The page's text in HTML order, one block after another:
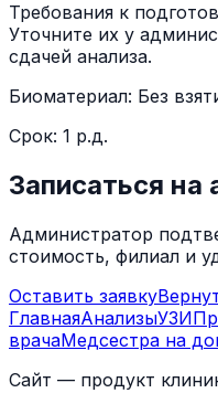
Требования к
Уточните их у
сдачей анализа.
Биоматериал: Без
Срок: 1 р.д.
Записаться на
Администратор
стоимость, филиал и
Оставить заявку
ГлавнаяАнализыУЗИ
врачаМедсестра на
Сайт — продукт